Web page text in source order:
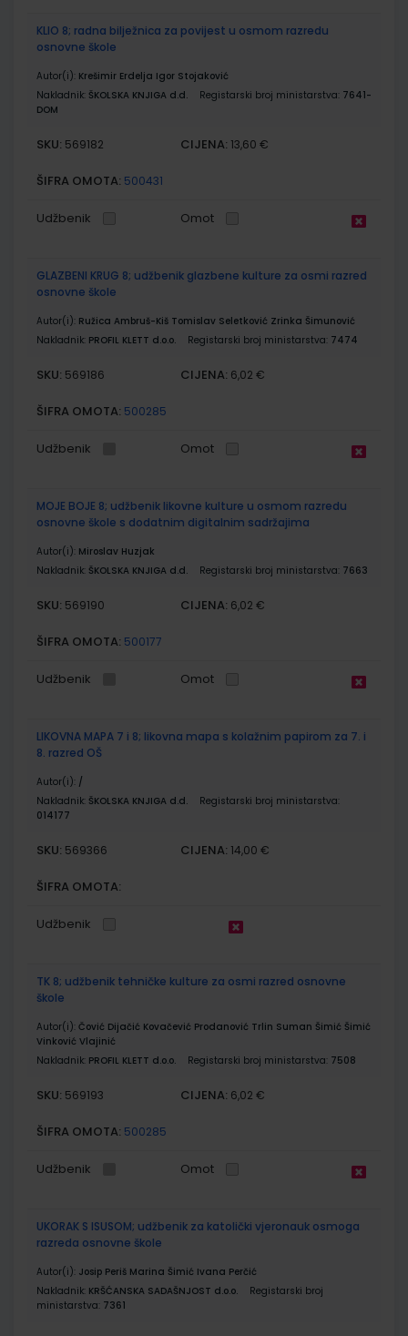
KLIO 8; radna bilježnica za povijest u osmom razredu
osnovne škole
Autor(i): Krešimir Erdelja Igor Stojaković
Nakladnik: ŠKOLSKA KNJIGA d.d. Registarski broj ministarstva: 7641-
DOM
SKU: 569182 CIJENA: 13,60 €
ŠIFRA OMOTA: 500431
Udžbenik Omot
GLAZBENI KRUG 8; udžbenik glazbene kulture za osmi razred
osnovne škole
Autor(i): Ružica Ambruš-Kiš Tomislav Seletković Zrinka Šimunović
Nakladnik: PROFIL KLETT d.o.o. Registarski broj ministarstva: 7474
SKU: 569186 CIJENA: 6,02 €
ŠIFRA OMOTA: 500285
Udžbenik Omot
MOJE BOJE 8; udžbenik likovne kulture u osmom razredu
osnovne škole s dodatnim digitalnim sadržajima
Autor(i): Miroslav Huzjak
Nakladnik: ŠKOLSKA KNJIGA d.d. Registarski broj ministarstva: 7663
SKU: 569190 CIJENA: 6,02 €
ŠIFRA OMOTA: 500177
Udžbenik Omot
LIKOVNA MAPA 7 i 8; likovna mapa s kolažnim papirom za 7. i
8. razred OŠ
Autor(i): /
Nakladnik: ŠKOLSKA KNJIGA d.d.
Registarski broj ministarstva:
014177
SKU: 569366 CIJENA: 14,00 €
ŠIFRA OMOTA:
Udžbenik
TK 8; udžbenik tehničke kulture za osmi razred osnovne
škole
Autor(i): Čović Dijačić Kovačević Prodanović Trlin Suman Šimić Šimić
Vinković Vlajinić
Nakladnik: PROFIL KLETT d.o.o. Registarski broj ministarstva: 7508
SKU: 569193 CIJENA: 6,02 €
ŠIFRA OMOTA: 500285
Udžbenik Omot
UKORAK S ISUSOM; udžbenik za katolički vjeronauk osmoga
razreda osnovne škole
Autor(i): Josip Periš Marina Šimić Ivana Perčić
Nakladnik: KRŠĆANSKA SADAŠNJOST d.o.o.
Registarski broj
ministarstva: 7361